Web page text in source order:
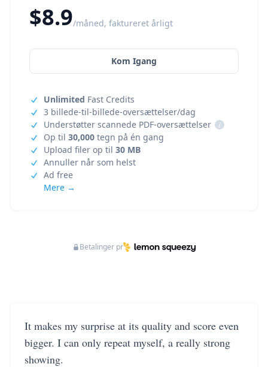
$8.9/måned, faktureret årligt
Kom Igang
Unlimited Fast Credits
3 billede-til-billede-oversættelser/dag
Understøtter scannede PDF-oversættelser
i
Op til 30,000 tegn på én gang
Upload filer op til 30 MB
Annuller når som helst
Ad free
Mere →
Betalinger pr
It makes my surprise at its quality and score even
bigger. I can only repeat myself, a really strong
showing.